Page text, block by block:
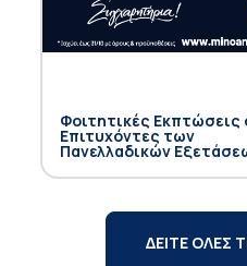
Φοιτητικές Εκπτώσεις
Επιτυχόντες των
Πανελλαδικών
ΔΕΙΤΕ ΟΛΕΣ